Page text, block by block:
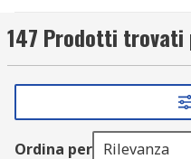
molteplici applicazioni.
A cosa servono i
I ganci a vite sono
Risultano molto
147 Prodotti trovati
Ordina per Rilevanza